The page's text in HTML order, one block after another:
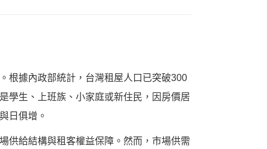
根據內政部統計，台灣租屋人口已突破300
學生、上班族、小家庭或新住民，因房價居
日俱增。
供給結構與租客權益保障。然而，市場供需